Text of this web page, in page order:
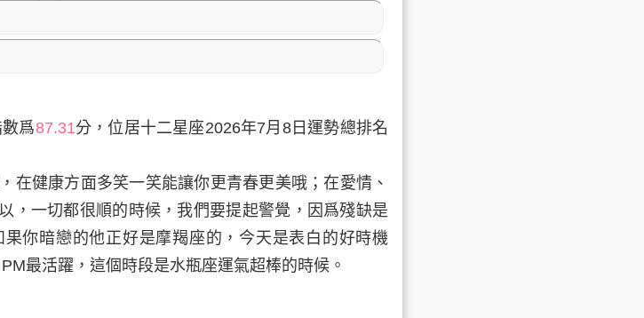
爲87.31分，位居十二星座2026年7月8日運勢總排名
在健康方面多笑一笑能讓你更青春更美哦；在愛情、
，一切都很順的時候，我們要提起警覺，因爲殘缺是
你暗戀的他正好是摩羯座的，今天是表白的好時機
最活躍，這個時段是水瓶座運氣超棒的時候。